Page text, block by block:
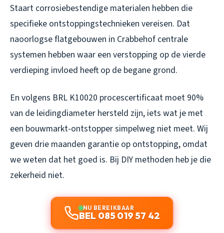
Staart corrosiebestendige materialen hebben die
specifieke ontstoppingstechnieken vereisen. Dat
naoorlogse flatgebouwen in Crabbehof centrale
systemen hebben waar een verstopping op de vierde
verdieping invloed heeft op de begane grond.
En volgens BRL K10020 procescertificaat moet 90%
van de leidingdiameter hersteld zijn, iets wat je met
een bouwmarkt-ontstopper simpelweg niet meet. Wij
geven drie maanden garantie op ontstopping, omdat
we weten dat het goed is. Bij DIY methoden heb je die
zekerheid niet.
NU BEREIKBAAR
BEL 085 019 57 42